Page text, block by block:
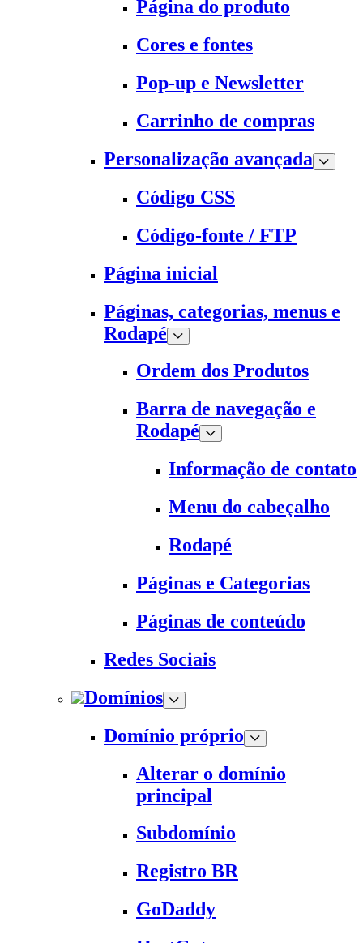
Página do produto
Cores e fontes
Pop-up e Newsletter
Carrinho de compras
Personalização avançada
Código CSS
Código-fonte / FTP
Página inicial
Páginas, categorias, menus e
Rodapé
Ordem dos Produtos
Barra de navegação e
Rodapé
Informação de contato
Menu do cabeçalho
Rodapé
Páginas e Categorias
Páginas de conteúdo
Redes Sociais
Domínios
Domínio próprio
Alterar o domínio
principal
Subdomínio
Registro BR
GoDaddy